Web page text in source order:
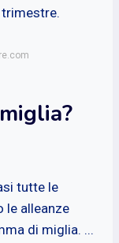
tutte le
le alleanze
di miglia. ...